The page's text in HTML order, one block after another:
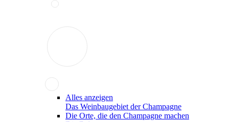
Alles anzeigen
Das Weinbaugebiet der Champagne
Die Orte, die den Champagne machen